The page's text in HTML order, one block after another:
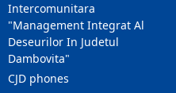
Intercomunitara
"Management Integrat Al
Deseurilor In Judetul
Dambovita"
CJD phones